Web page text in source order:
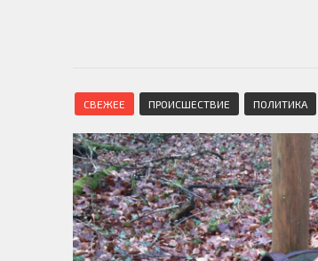
СВЕЖЕЕ ПРОИСШЕСТВИЕ ПОЛИТИКА